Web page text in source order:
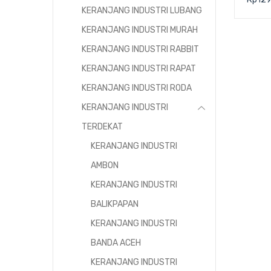
KERANJANG INDUSTRI LUBANG
KERANJANG INDUSTRI MURAH
KERANJANG INDUSTRI RABBIT
KERANJANG INDUSTRI RAPAT
KERANJANG INDUSTRI RODA
KERANJANG INDUSTRI
TERDEKAT
KERANJANG INDUSTRI
AMBON
KERANJANG INDUSTRI
BALIKPAPAN
KERANJANG INDUSTRI
BANDA ACEH
KERANJANG INDUSTRI